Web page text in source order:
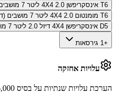
T6 אינסקריפשן 4X4 2.0 ליטר 7 מושבים (דור 2)
T6 מומנטום 4X4 2.0 ליטר 7 מושבים (דור 2)
D5 אינסקריפשן 4X4 דיזל 2.0 ליטר 7 מושבים (דור 2)
+1 גירסאות
עלויות אחזקה
הערכת עלויות שנתיות על בסיס 15,000 ק״מ בשנה